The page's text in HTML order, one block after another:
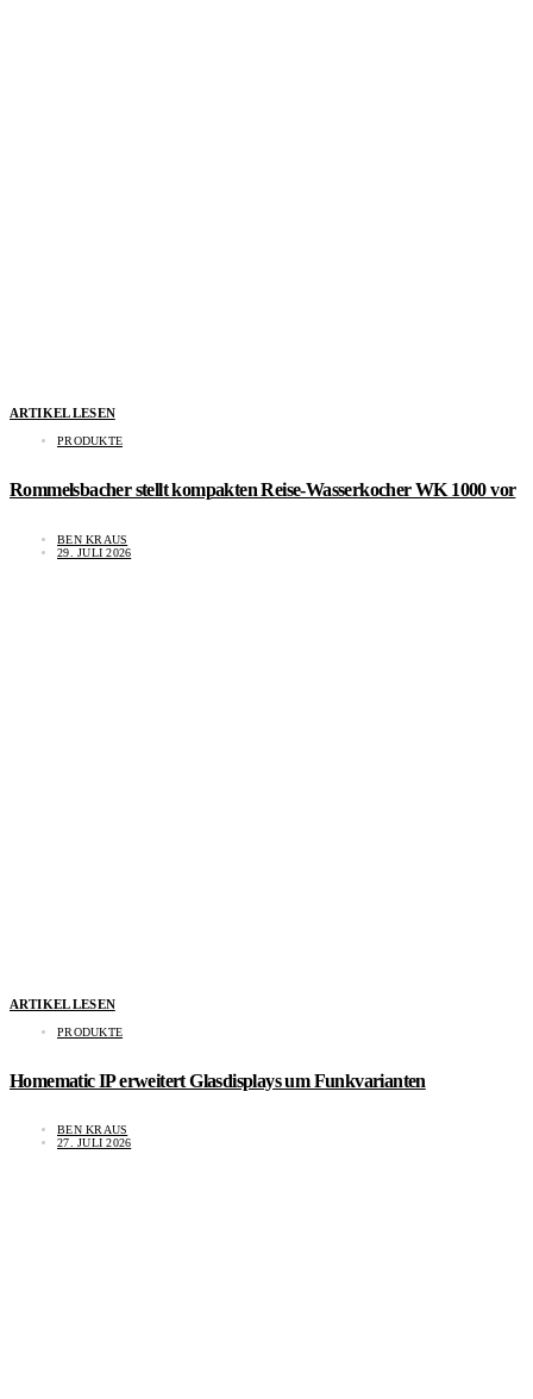
ARTIKEL LESEN
PRODUKTE
Rommelsbacher stellt kompakten Reise-Wasserkocher WK 1000 vor
BEN KRAUS
29. JULI 2026
ARTIKEL LESEN
PRODUKTE
Homematic IP erweitert Glasdisplays um Funkvarianten
BEN KRAUS
27. JULI 2026